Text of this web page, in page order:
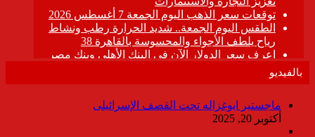
بالفيديو
ماجستير ابوغزاله تحت القصف الإسرائيلى
أكتوبر 20, 2025